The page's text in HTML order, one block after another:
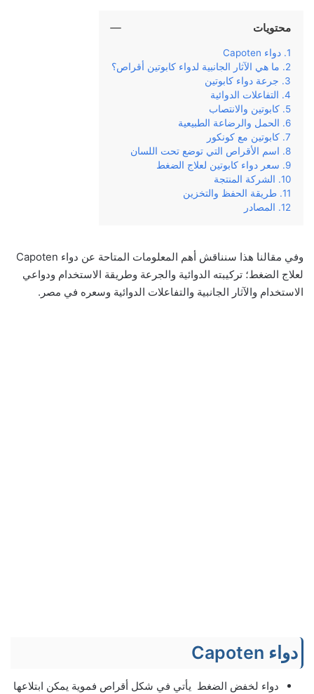
محتويات
دواء Capoten
ما هي الآثار الجانبية لدواء كابوتين أقراص؟
جرعة دواء كابوتين
التفاعلات الدوائية
كابوتين والانتصاب
الحمل والرضاعة الطبيعية
كابوتين مع كونكور
اسم الأقراص التي توضع تحت اللسان
سعر دواء كابوتين لعلاج الضغط
الشركة المنتجة
طريقة الحفظ والتخزين
المصادر
وفي‌ ‌مقالنا‌ ‌هذا‌ ‌سنناقش‌ ‌أهم‌ ‌المعلومات‌ ‌المتاحة‌ ‌عن‌ دواء Capoten
لعلاج الضغط؛ ‌تركيبته‌ ‌الدوائية‌ ‌والجرعة‌ ‌وطريقة‌ ‌الاستخدام‌ ‌ودواعي‌
‌الاستخدام‌ ‌والآثار‌ ‌الجانبية‌ ‌والتفاعلات الدوائية وسعره‌ في مصر.
دواء Capoten
دواء لخفض الضغط يأتي في شكل أقراص فموية يمكن ابتلاعها